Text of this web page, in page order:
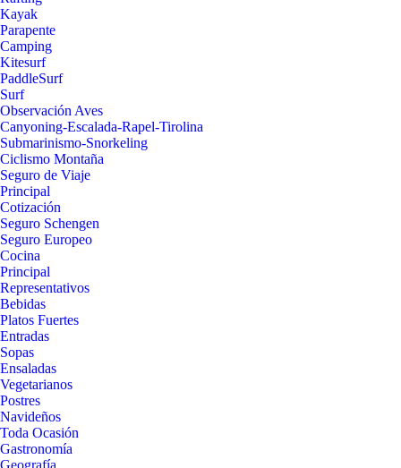
Kayak
Parapente
Camping
Kitesurf
PaddleSurf
Surf
Observación Aves
Canyoning-Escalada-Rapel-Tirolina
Submarinismo-Snorkeling
Ciclismo Montaña
Seguro de Viaje
Principal
Cotización
Seguro Schengen
Seguro Europeo
Cocina
Principal
Representativos
Bebidas
Platos Fuertes
Entradas
Sopas
Ensaladas
Vegetarianos
Postres
Navideños
Toda Ocasión
Gastronomía
Geografía